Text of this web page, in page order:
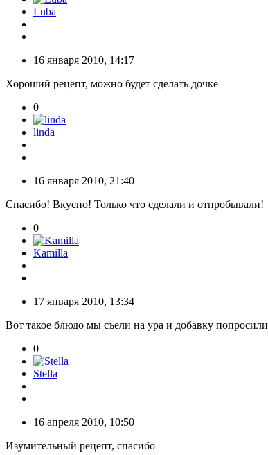
Luba
16 января 2010, 14:17
Хороший рецепт, можно будет сделать дочке
0
linda
16 января 2010, 21:40
Спасибо! Вкусно! Только что сделали и отпробывали!
0
Kamilla
17 января 2010, 13:34
Вот такое блюдо мы съели на ура и добавку попросили
0
Stella
16 апреля 2010, 10:50
Изумительный рецепт, спасибо